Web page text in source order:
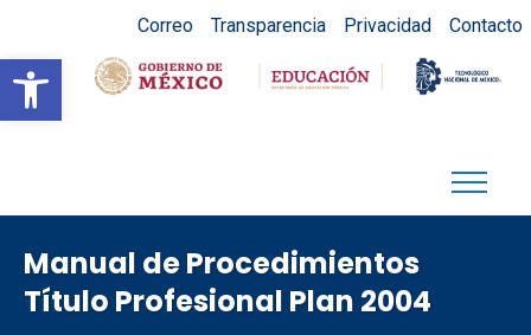
Abrir barra de herramientas
Correo Transparencia Privacidad Contacto
Manual de Procedimientos
Título Profesional Plan 2004